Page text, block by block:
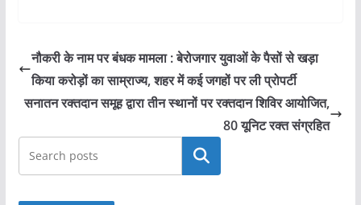
नौकरी के नाम पर बंधक मामला : बेरोजगार युवाओं के पैसों से खड़ा
किया करोड़ों का साम्राज्य, शहर में कई जगहों पर ली प्रोपर्टी
सनातन रक्तदान समूह द्वारा तीन स्थानों पर रक्तदान शिविर आयोजित,
80 यूनिट रक्त संग्रहित
खोजें